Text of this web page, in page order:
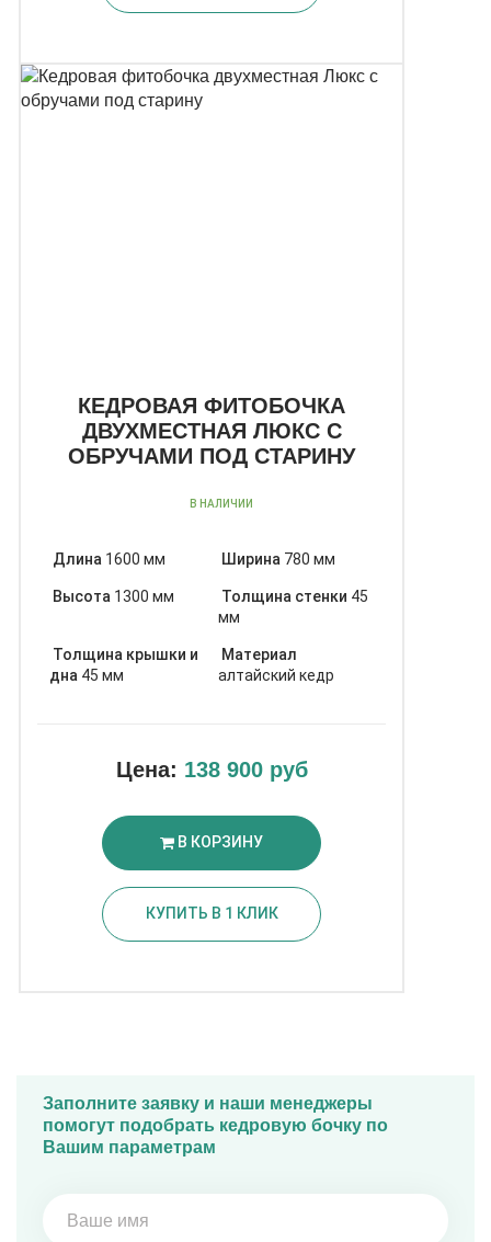
КЕДРОВАЯ ФИТОБОЧКА
ДВУХМЕСТНАЯ ЛЮКС С
ОБРУЧАМИ ПОД СТАРИНУ
В НАЛИЧИИ
Длина 1600 мм Ширина 780 мм
Высота 1300 мм Толщина стенки 45
мм
Толщина крышки и
дна 45 мм
Материал
алтайский кедр
Цена: 138 900 руб
В КОРЗИНУ
КУПИТЬ В 1 КЛИК
Заполните заявку и наши менеджеры
помогут подобрать кедровую бочку по
Вашим параметрам